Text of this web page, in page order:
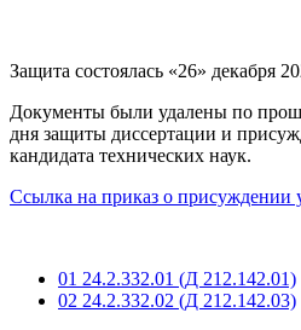
Защита состоялась «26» декабря
Документы были удалены по
дня защиты диссертации и
кандидата технических наук.
Ссылка на приказ о присуждении
01 24.2.332.01 (Д 212.142.01)
02 24.2.332.02 (Д 212.142.03)